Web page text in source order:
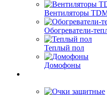
Вентиляторы
Обогреватели-
Теплый пол
Домофоны